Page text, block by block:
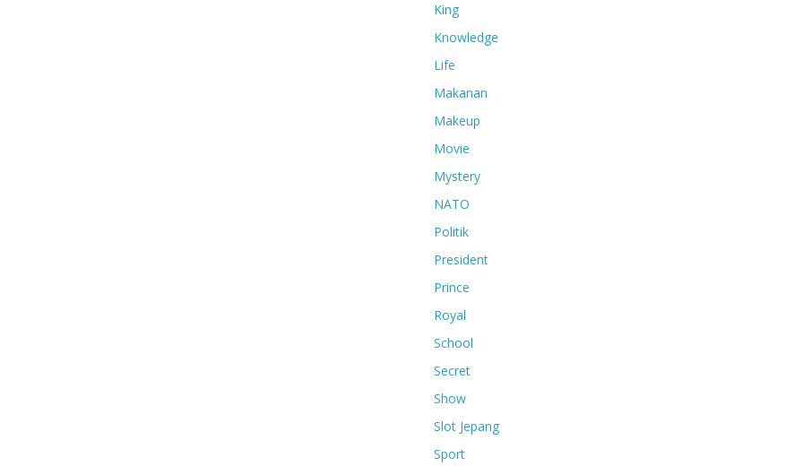
King
Knowledge
Life
Makanan
Makeup
Movie
Mystery
NATO
Politik
President
Prince
Royal
School
Secret
Show
Slot Jepang
Sport